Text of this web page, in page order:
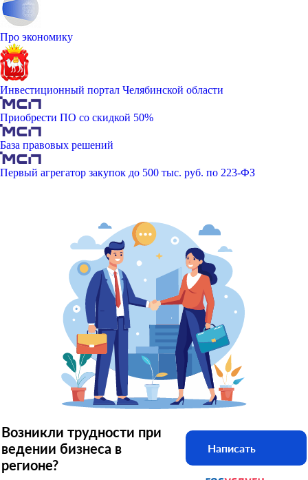
Про экономику
Инвестиционный портал Челябинской области
Приобрести ПО со скидкой 50%
База правовых решений
Первый агрегатор закупок до 500 тыс. руб. по 223-ФЗ
Возникли трудности при
ведении бизнеса в
регионе?
Написать